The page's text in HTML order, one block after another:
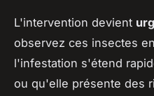
L'intervention devient
observez ces insectes
l'infestation s'étend
ou qu'elle présente des